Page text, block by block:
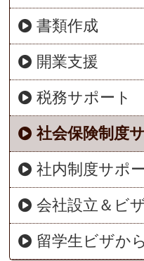
書類作成
開業支援
税務サポート
社会保険制度
社内制度サポ
会社設立＆ビ
留学生ビザか